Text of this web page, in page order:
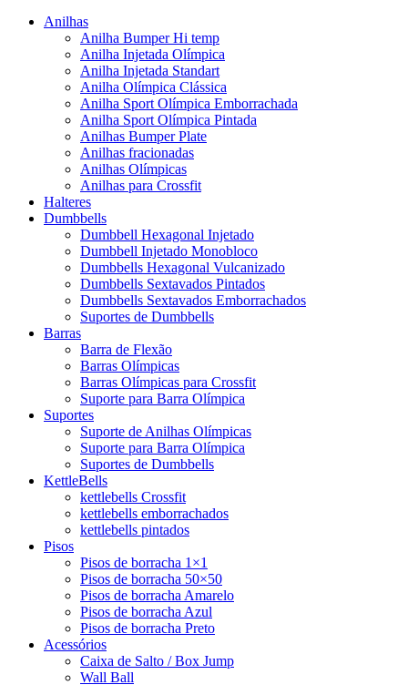
Anilhas
Anilha Bumper Hi temp
Anilha Injetada Olímpica
Anilha Injetada Standart
Anilha Olímpica Clássica
Anilha Sport Olímpica Emborrachada
Anilha Sport Olímpica Pintada
Anilhas Bumper Plate
Anilhas fracionadas
Anilhas Olímpicas
Anilhas para Crossfit
Halteres
Dumbbells
Dumbbell Hexagonal Injetado
Dumbbell Injetado Monobloco
Dumbbells Hexagonal Vulcanizado
Dumbbells Sextavados Pintados
Dumbbells Sextavados Emborrachados
Suportes de Dumbbells
Barras
Barra de Flexão
Barras Olímpicas
Barras Olímpicas para Crossfit
Suporte para Barra Olímpica
Suportes
Suporte de Anilhas Olímpicas
Suporte para Barra Olímpica
Suportes de Dumbbells
KettleBells
kettlebells Crossfit
kettlebells emborrachados
kettlebells pintados
Pisos
Pisos de borracha 1×1
Pisos de borracha 50×50
Pisos de borracha Amarelo
Pisos de borracha Azul
Pisos de borracha Preto
Acessórios
Caixa de Salto / Box Jump
Wall Ball